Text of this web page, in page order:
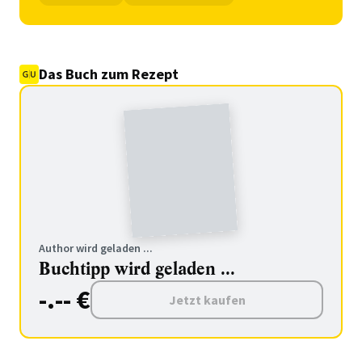
Das Buch zum Rezept
Author wird geladen ...
Buchtipp wird geladen ...
-.-- € Jetzt kaufen